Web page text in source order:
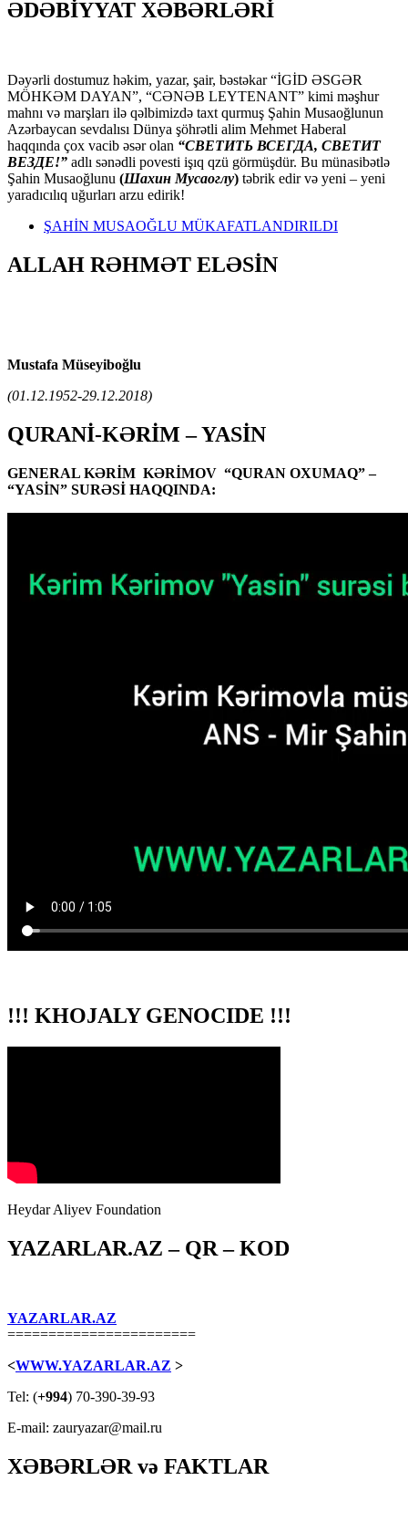
ƏDƏBİYYAT XƏBƏRLƏRİ
Dəyərli dostumuz həkim, yazar, şair, bəstəkar “İGİD ƏSGƏR
MÖHKƏM DAYAN”, “CƏNƏB LEYTENANT” kimi məşhur
mahnı və marşları ilə qəlbimizdə taxt qurmuş Şahin Musaoğlunun
Azərbaycan sevdalısı Dünya şöhrətli alim Mehmet Haberal
haqqında çox vacib əsər olan “СВЕТИТЬ ВСЕГДА, СВЕТИТ
ВЕЗДЕ!” adlı sənədli povesti işıq qzü görmüşdür. Bu münasibətlə
Şahin Musaoğlunu (Шахин Мусаоглу) təbrik edir və yeni – yeni
yaradıcılıq uğurları arzu edirik!
ŞAHİN MUSAOĞLU MÜKAFATLANDIRILDI
ALLAH RƏHMƏT ELƏSİN
Mustafa Müseyiboğlu
(01.12.1952-29.12.2018)
QURANİ-KƏRİM – YASİN
GENERAL KƏRİM KƏRİMOV “QURAN OXUMAQ” –
“YASİN” SURƏSİ HAQQINDA:
!!! KHOJALY GENOCIDE !!!
Heydar Aliyev Foundation
YAZARLAR.AZ – QR – KOD
YAZARLAR.AZ
=======================
<WWW.YAZARLAR.AZ >
Tel: (+994) 70-390-39-93
E-mail: zauryazar@mail.ru
XƏBƏRLƏR və FAKTLAR